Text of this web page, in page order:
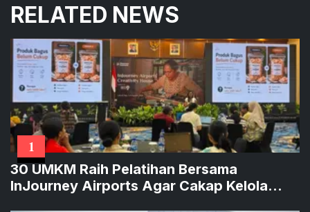
RELATED NEWS
1
30 UMKM Raih Pelatihan Bersama
InJourney Airports Agar Cakap Kelola